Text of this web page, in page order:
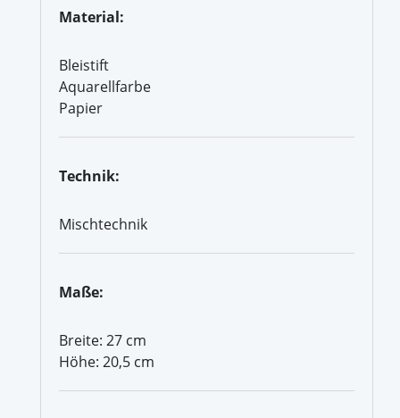
Material:
Bleistift
Aquarellfarbe
Papier
Technik:
Mischtechnik
Maße:
Breite: 27 cm
Höhe: 20,5 cm